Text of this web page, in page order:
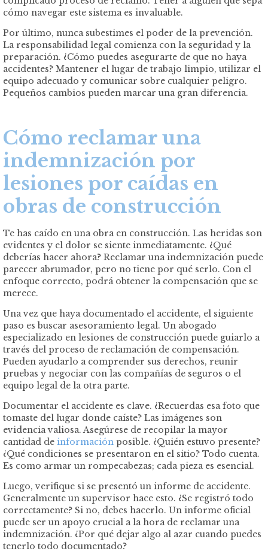
cómo navegar este sistema es invaluable.
Por último, nunca subestimes el poder de la prevención.
La responsabilidad legal comienza con la seguridad y la
preparación. ¿Cómo puedes asegurarte de que no haya
accidentes? Mantener el lugar de trabajo limpio, utilizar el
equipo adecuado y comunicar sobre cualquier peligro.
Pequeños cambios pueden marcar una gran diferencia.
Cómo reclamar una
indemnización por
lesiones por caídas en
obras de construcción
Te has caído en una obra en construcción. Las heridas son
evidentes y el dolor se siente inmediatamente. ¿Qué
deberías hacer ahora? Reclamar una indemnización puede
parecer abrumador, pero no tiene por qué serlo. Con el
enfoque correcto, podrá obtener la compensación que se
merece.
Una vez que haya documentado el accidente, el siguiente
paso es buscar asesoramiento legal. Un abogado
especializado en lesiones de construcción puede guiarlo a
través del proceso de reclamación de compensación.
Pueden ayudarlo a comprender sus derechos, reunir
pruebas y negociar con las compañías de seguros o el
equipo legal de la otra parte.
Documentar el accidente es clave. ¿Recuerdas esa foto que
tomaste del lugar donde caíste? Las imágenes son
evidencia valiosa. Asegúrese de recopilar la mayor
cantidad de información posible. ¿Quién estuvo presente?
¿Qué condiciones se presentaron en el sitio? Todo cuenta.
Es como armar un rompecabezas; cada pieza es esencial.
Luego, verifique si se presentó un informe de accidente.
Generalmente un supervisor hace esto. ¿Se registró todo
correctamente? Si no, debes hacerlo. Un informe oficial
puede ser un apoyo crucial a la hora de reclamar una
indemnización. ¿Por qué dejar algo al azar cuando puedes
tenerlo todo documentado?